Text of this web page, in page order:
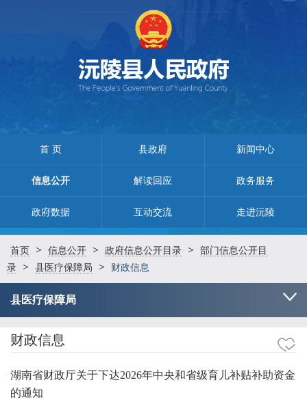
首 页 县政府 新闻中心
信息公开 解读回应 政务服务
政府数据 互动交流 走进沅陵
首页 > 信息公开 > 政府信息公开目录 > 部门信息公开目
录 > 县医疗保障局 > 财政信息
县医疗保障局
财政信息
湖南省财政厅关于下达2026年中央和省级育儿补贴补助资金
的通知